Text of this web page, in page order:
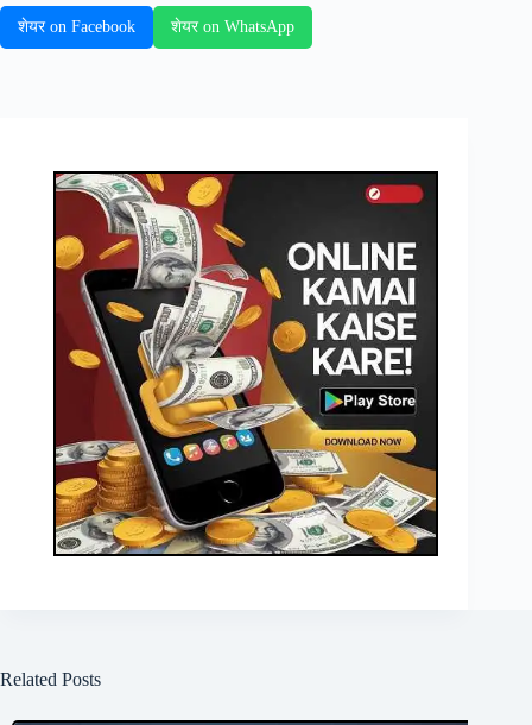
शेयर on Facebook शेयर on WhatsApp
Related Posts